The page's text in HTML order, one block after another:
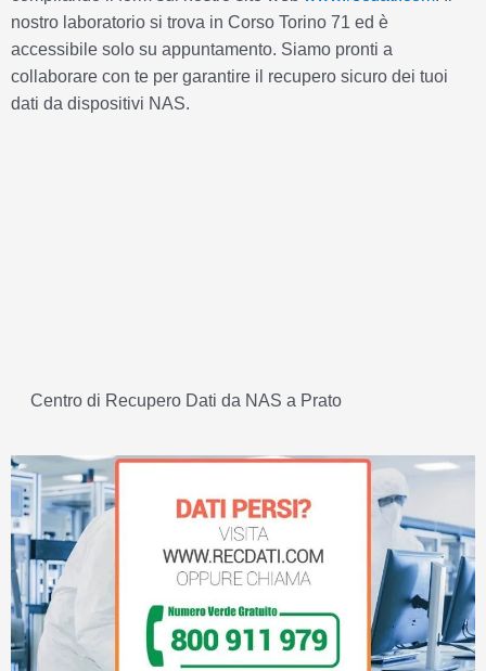
nostro laboratorio si trova in Corso Torino 71 ed è
accessibile solo su appuntamento. Siamo pronti a
collaborare con te per garantire il recupero sicuro dei tuoi
dati da dispositivi NAS.
Centro di Recupero Dati da NAS a Prato